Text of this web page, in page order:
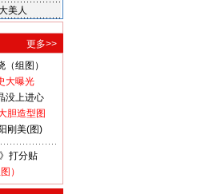
更多>>
组图）
大曝光
没上进心
胆造型图
刚美(图)
打分贴
）